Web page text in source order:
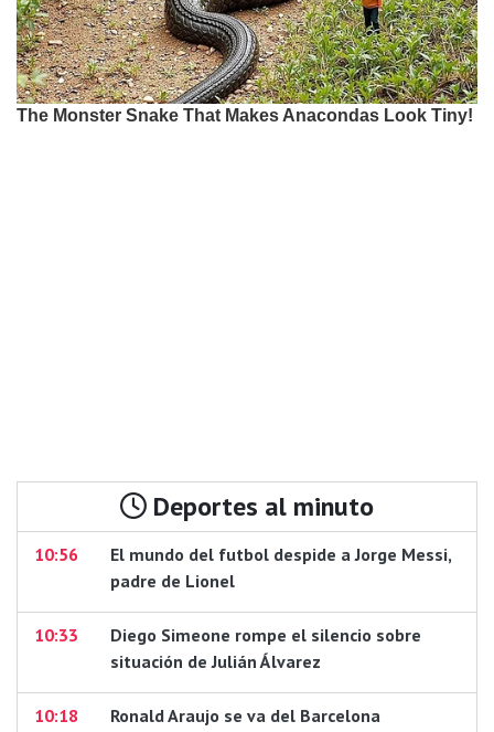
Deportes al minuto
10:56
El mundo del futbol despide a Jorge Messi,
padre de Lionel
10:33
Diego Simeone rompe el silencio sobre
situación de Julián Álvarez
10:18 Ronald Araujo se va del Barcelona